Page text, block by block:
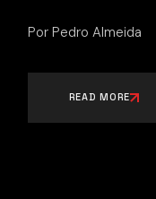
Por Pedro Almeida
READ MORE